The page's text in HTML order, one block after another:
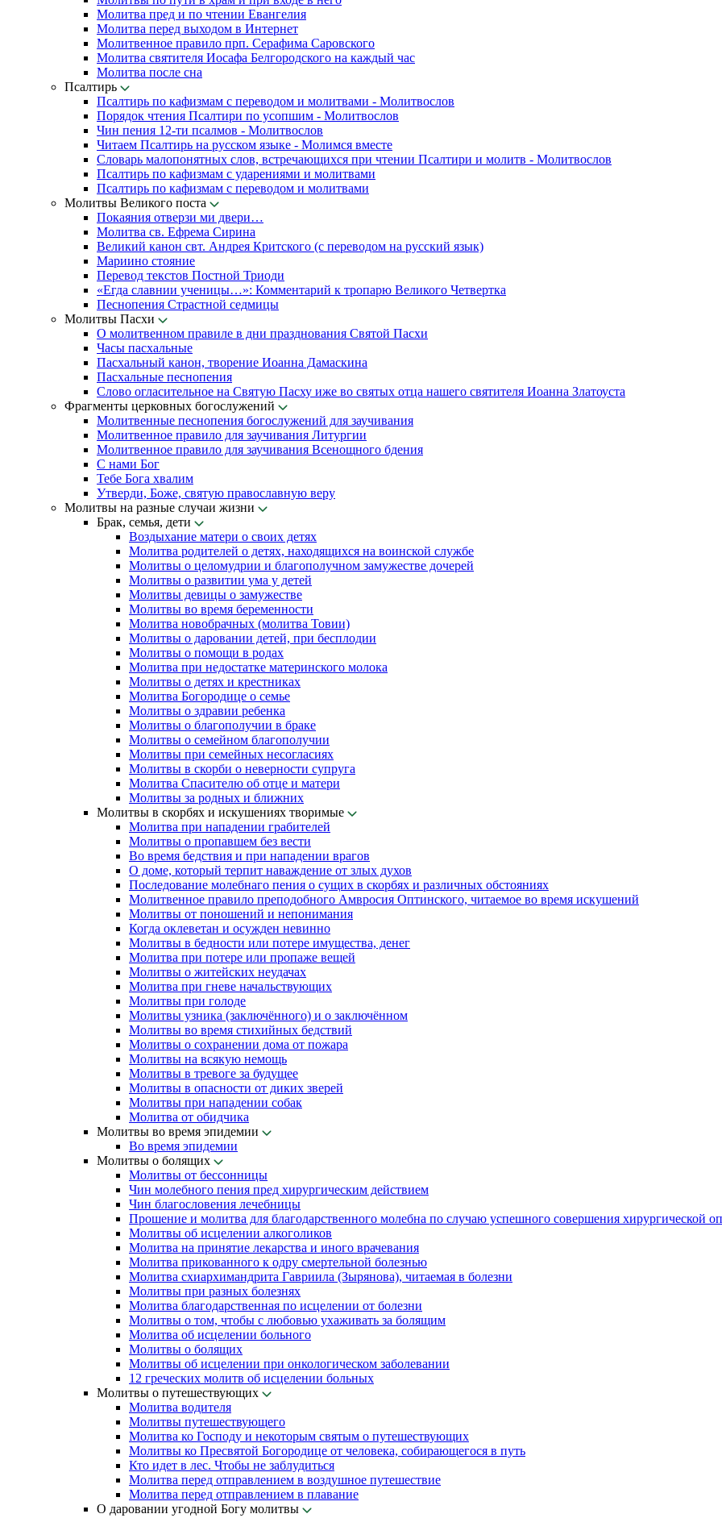
Молитва пред и по чтении Евангелия
Молитва перед выходом в Интернет
Молитвенное правило прп. Серафима Саровского
Молитва святителя Иосафа Белгородского на каждый час
Молитва после сна
Псалтирь
Псалтирь по кафизмам с переводом и молитвами - Молитвослов
Порядок чтения Псалтири по усопшим - Молитвослов
Чин пения 12-ти псалмов - Молитвослов
Читаем Псалтирь на русском языке - Молимся вместе
Словарь малопонятных слов, встречающихся при чтении Псалтири и молитв - Молитвослов
Псалтирь по кафизмам с ударениями и молитвами
Псалтирь по кафизмам с переводом и молитвами
Молитвы Великого поста
Покаяния отверзи ми двери…
Молитва св. Ефрема Сирина
Великий канон свт. Андрея Критского (с переводом на русский язык)
Мариино стояние
Перевод текстов Постной Триоди
«Егда славнии ученицы…»: Комментарий к тропарю Великого Четвертка
Песнопения Страстной седмицы
Молитвы Пасхи
О молитвенном правиле в дни празднования Святой Пасхи
Часы пасхальные
Пасхальный канон, творение Иоанна Дамаскина
Пасхальные песнопения
Слово огласительное на Святую Пасху иже во святых отца нашего святителя Иоанна Златоуста
Фрагменты церковных богослужений
Молитвенные песнопения богослужений для заучивания
Молитвенное правило для заучивания Литургии
Молитвенное правило для заучивания Всенощного бдения
С нами Бог
Тебе Бога хвалим
Утверди, Боже, святую православную веру
Молитвы на разные случаи жизни
Брак, семья, дети
Воздыхание матери о своих детях
Молитва родителей о детях, находящихся на воинской службе
Молитвы о целомудрии и благополучном замужестве дочерей
Молитвы о развитии ума у детей
Молитвы девицы о замужестве
Молитвы во время беременности
Молитва новобрачных (молитва Товии)
Молитвы о даровании детей, при бесплодии
Молитвы о помощи в родах
Молитва при недостатке материнского молока
Молитвы о детях и крестниках
Молитва Богородице о семье
Молитвы о здравии ребенка
Молитвы о благополучии в браке
Молитвы о семейном благополучии
Молитвы при семейных несогласиях
Молитвы в скорби о неверности супруга
Молитва Спасителю об отце и матери
Молитвы за родных и ближних
Молитвы в скорбях и искушениях творимые
Молитва при нападении грабителей
Молитвы о пропавшем без вести
Во время бедствия и при нападении врагов
О доме, который терпит наваждение от злых духов
Последование молебнаго пения о сущих в скорбях и различных обстояниях
Молитвенное правило преподобного Амвросия Оптинского, читаемое во время искушений
Молитвы от поношений и непонимания
Когда оклеветан и осужден невинно
Молитвы в бедности или потере имущества, денег
Молитва при потере или пропаже вещей
Молитвы о житейских неудачах
Молитва при гневе начальствующих
Молитвы при голоде
Молитвы узника (заключённого) и о заключённом
Молитвы во время стихийных бедствий
Молитвы о сохранении дома от пожара
Молитвы на всякую немощь
Молитвы в тревоге за будущее
Молитвы в опасности от диких зверей
Молитвы при нападении собак
Молитва от обидчика
Молитвы во время эпидемии
Во время эпидемии
Молитвы о болящих
Молитвы от бессонницы
Чин молебного пения пред хирургическим действием
Чин благословения лечебницы
Прошение и молитва для благодарственного молебна по случаю успешного совершения хирургической
Молитвы об исцелении алкоголиков
Молитва на принятие лекарства и иного врачевания
Молитва прикованного к одру смертельной болезнью
Молитва схиархимандрита Гавриила (Зырянова), читаемая в болезни
Молитвы при разных болезнях
Молитва благодарственная по исцелении от болезни
Молитвы о том, чтобы с любовью ухаживать за болящим
Молитва об исцелении больного
Молитвы о болящих
Молитвы об исцелении при онкологическом заболевании
12 греческих молитв об исцелении больных
Молитвы о путешествующих
Молитва водителя
Молитвы путешествующего
Молитва ко Господу и некоторым святым о путешествующих
Молитвы ко Пресвятой Богородице от человека, собирающегося в путь
Кто идет в лес. Чтобы не заблудиться
Молитва перед отправлением в воздушное путешествие
Молитва перед отправлением в плавание
О даровании угодной Богу молитвы